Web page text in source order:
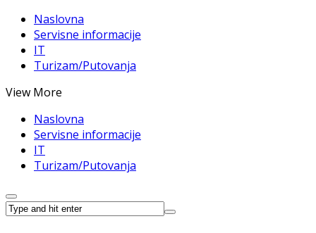
Naslovna
Servisne informacije
IT
Turizam/Putovanja
View More
Naslovna
Servisne informacije
IT
Turizam/Putovanja